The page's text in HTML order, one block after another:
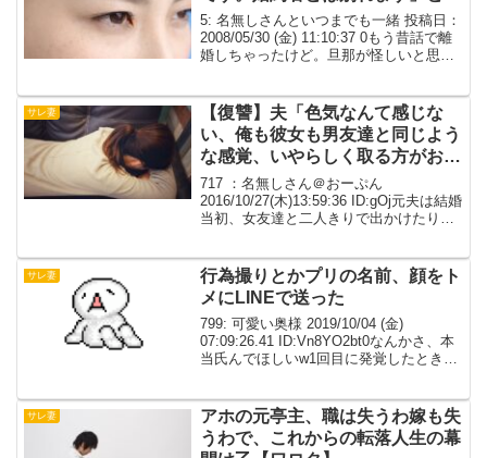
5: 名無しさんといつまでも一緒 投稿日：
2008/05/30 (金) 11:10:37 0もう昔話で離
婚しちゃったけど。旦那が怪しいと思っ
なんだろうと思って我慢してた...
サレ妻
【復讐】夫「色気なんて感じな
い、俺も彼女も男友達と同じよう
な感覚、いやらしく取る方がおか
しい」
717 ：名無しさん＠おーぷん
2016/10/27(木)13:59:36 ID:gOj元夫は結婚
当初、女友達と二人きりで出かけたり、
ってきたりしていた。結婚前から友達...
サレ妻
行為撮りとかプリの名前、顔をト
メにLINEで送った
799: 可愛い奥様 2019/10/04 (金)
07:09:26.41 ID:Vn8YO2bt0なんかさ、本
当氏んでほしいw1回目に発覚したとき、
したらしい。さすが...
サレ妻
アホの元亭主、職は失うわ嫁も失
うわで、これからの転落人生の幕